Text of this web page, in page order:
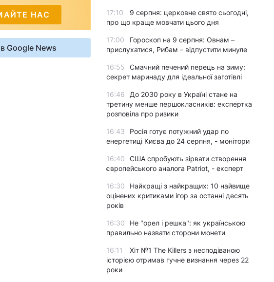
НАС
Google News
17:10
9 серпня: церковне свято сьогодні,
про що краще мовчати цього дня
17:00
Гороскоп на 9 серпня: Овнам –
прислухатися, Рибам – відпустити минуле
16:55
Смачний печений перець на зиму:
секрет маринаду для ідеальної заготівлі
16:46
До 2030 року в Україні стане на
третину менше першокласників: експертка
розповіла про ризики
16:43
Росія готує потужний удар по
енергетиці Києва до 24 серпня, - монітори
16:40
США спробують зірвати створення
європейського аналога Patriot, - експерт
16:30
Найкращі з найкращих: 10 найвище
оцінених критиками ігор за останні десять
років
16:30
Не "орел і решка": як українською
правильно назвати сторони монети
16:11
Хіт №1 The Killers з несподіваною
історією отримав гучне визнання через 22
роки